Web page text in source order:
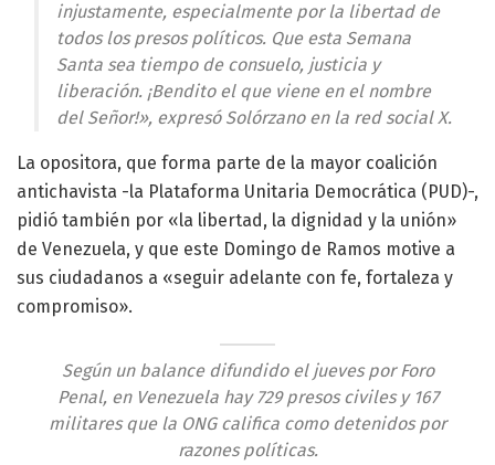
injustamente, especialmente por la libertad de
todos los presos políticos. Que esta Semana
Santa sea tiempo de consuelo, justicia y
liberación. ¡Bendito el que viene en el nombre
del Señor!», expresó Solórzano en la red social X.
La opositora, que forma parte de la mayor coalición
antichavista -la Plataforma Unitaria Democrática (PUD)-,
pidió también por «la libertad, la dignidad y la unión»
de Venezuela, y que este Domingo de Ramos motive a
sus ciudadanos a «seguir adelante con fe, fortaleza y
compromiso».
Según un balance difundido el jueves por Foro
Penal, en Venezuela hay 729 presos civiles y 167
militares que la ONG califica como detenidos por
razones políticas.